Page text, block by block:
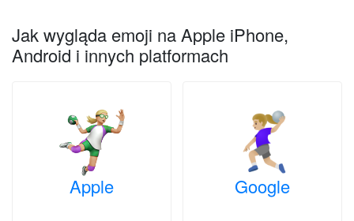
Jak wygląda emoji na Apple iPhone,
Android i innych platformach
Apple Google